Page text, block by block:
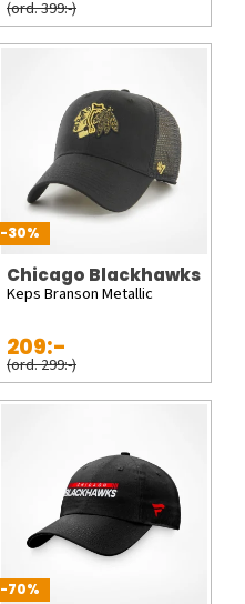
(ord. 399:-)
-30%
Chicago Blackhawks
Keps Branson Metallic
209:-
(ord. 299:-)
-70%